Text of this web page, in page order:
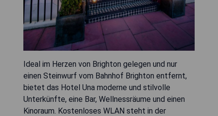
Ideal im Herzen von Brighton gelegen und nur
einen Steinwurf vom Bahnhof Brighton entfernt,
bietet das Hotel Una moderne und stilvolle
Unterkünfte, eine Bar, Wellnessräume und einen
Kinoraum. Kostenloses WLAN steht in der